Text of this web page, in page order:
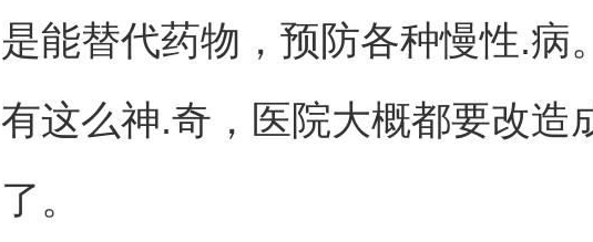
是能替代药物，预防各种慢性.病
有这么神.奇，医院大概都要改造
了。